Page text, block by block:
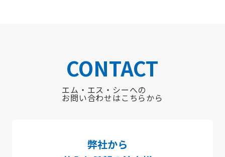
CONTACT
エム・エス・シーへの
お問い合わせはこちらから
弊社から